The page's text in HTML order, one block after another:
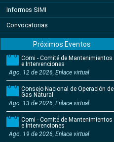
Informes SIMI
Convocatorias
Próximos Eventos
Comi - Comité de Mantenimientos
e Intervenciones
Ago. 12 de 2026, Enlace virtual
Consejo Nacional de Operación de
Gas Natural
Ago. 13 de 2026, Enlace virtual
Comi - Comité de Mantenimientos
e Intervenciones
Ago. 19 de 2026, Enlace virtual